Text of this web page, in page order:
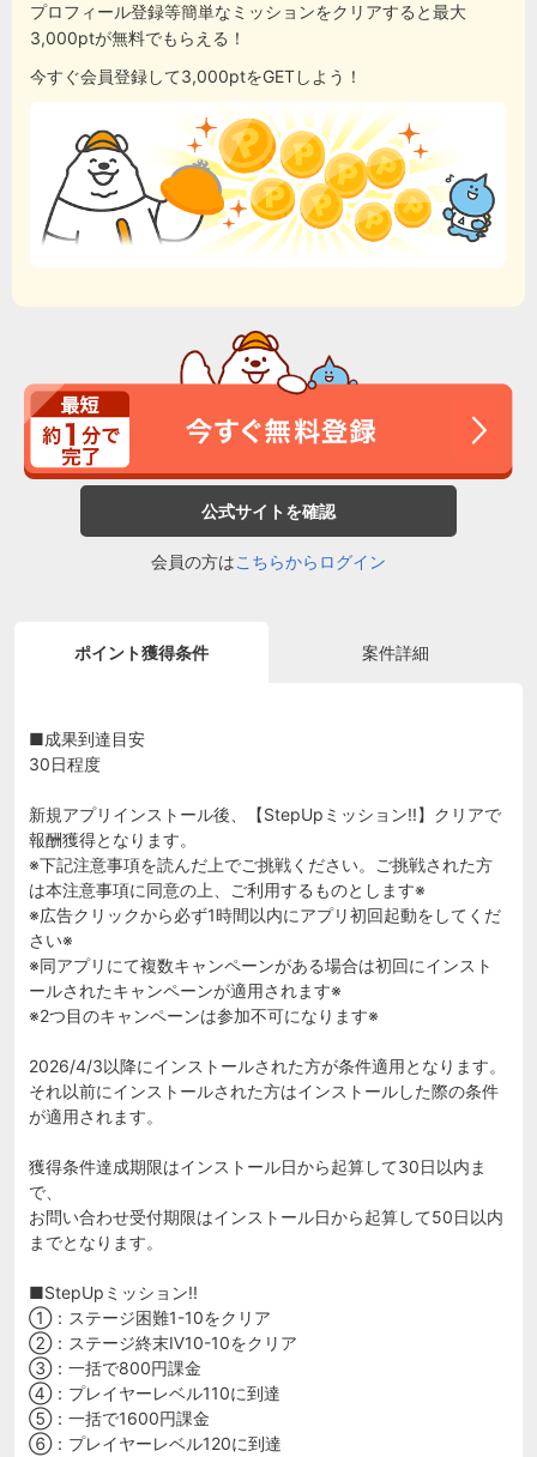
プロフィール登録等簡単なミッションをクリアすると最大
3,000ptが無料でもらえる！
今すぐ会員登録して3,000ptをGETしよう！
公式サイトを確認
会員の方はこちらからログイン
ポイント獲得条件 案件詳細
■成果到達目安
30日程度
新規アプリインストール後、【StepUpミッション!!】クリアで
報酬獲得となります。
※下記注意事項を読んだ上でご挑戦ください。ご挑戦された方
は本注意事項に同意の上、ご利用するものとします※
※広告クリックから必ず1時間以内にアプリ初回起動をしてくだ
さい※
※同アプリにて複数キャンペーンがある場合は初回にインスト
ールされたキャンペーンが適用されます※
※2つ目のキャンペーンは参加不可になります※
2026/4/3以降にインストールされた方が条件適用となります。
それ以前にインストールされた方はインストールした際の条件
が適用されます。
獲得条件達成期限はインストール日から起算して30日以内ま
で、
お問い合わせ受付期限はインストール日から起算して50日以内
までとなります。
■StepUpミッション!!
①：ステージ困難1-10をクリア
②：ステージ終末Ⅳ10-10をクリア
③：一括で800円課金
④：プレイヤーレベル110に到達
⑤：一括で1600円課金
⑥：プレイヤーレベル120に到達